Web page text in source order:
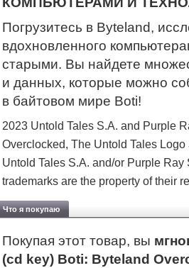
Погрузитесь в Byteland,
вдохновленного
старыми. Вы найдете
и данных, которые можно
в байтовом мире Boti!
2023 Untold Tales S.A. and Purple
Overclocked, The Untold Tales
Untold Tales S.A. and/or Purple
trademarks are the property of their
Что я покупаю
Покупая этот товар, вы
(cd key) Boti: Byteland